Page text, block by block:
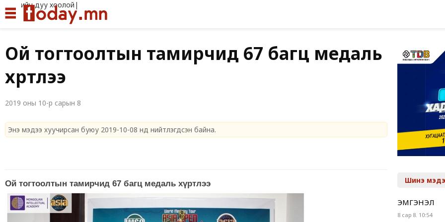
Ой тогтоолтын тамирчид 67 багц медаль
хүртлээ
2019 оны 10-р сарын 8
Энэ мэдээ хуучирсан буюу 2019-10-08 нд нийтлэгдсэн байна.
Ой тогтоолтын тамирчид 67 багц медаль хүртлээ Шинэ
ЭМГЭНЭЛ
8 сар 8. 10:54